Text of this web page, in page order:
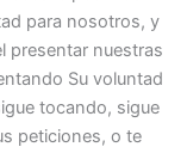
para nosotros, y
presentar nuestras
Su voluntad
tocando, sigue
peticiones, o te